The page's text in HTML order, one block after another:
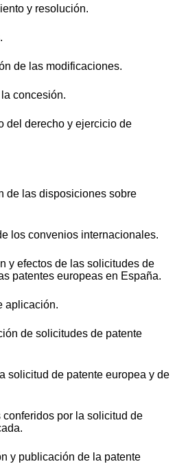
y resolución.
de las modificaciones.
concesión.
del derecho y ejercicio de
de las disposiciones sobre
los convenios internacionales.
y efectos de las solicitudes de
patentes europeas en España.
aplicación.
de solicitudes de patente
solicitud de patente europea y de
por la solicitud de
y publicación de la patente